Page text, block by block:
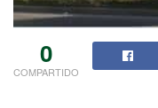
0
COMPARTIDO